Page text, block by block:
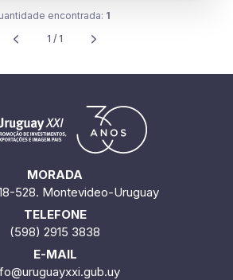
encontrada: 1
1 / 1
MORADA
528. Montevideo-Uruguay
TELEFONE
(598) 2915 3838
E-MAIL